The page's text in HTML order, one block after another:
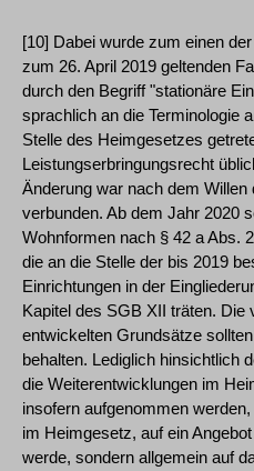
[10] Dabei wurde zum einen
zum 26. April 2019 geltenden
durch den Begriff "stationäre
sprachlich an die Terminologie
Stelle des Heimgesetzes
Leistungserbringungsrecht
Änderung war nach dem
verbunden. Ab dem Jahr 2020
Wohnformen nach § 42 a Abs.
die an die Stelle der bis 2019
Einrichtungen in der
Kapitel des SGB XII träten. Die
entwickelten Grundsätze
behalten. Lediglich hinsichtlich
die Weiterentwicklungen im
insofern aufgenommen
im Heimgesetz, auf ein
werde, sondern allgemein auf